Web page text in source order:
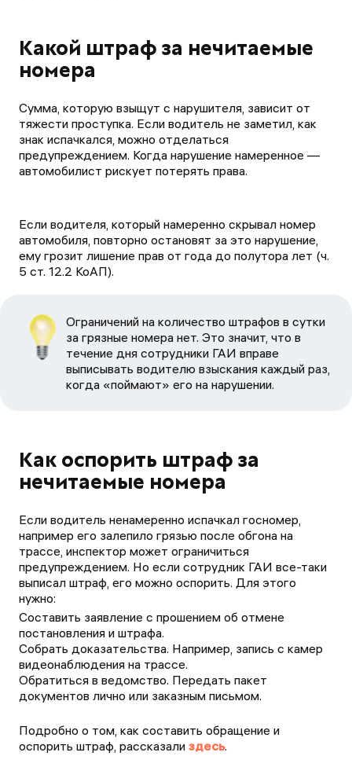
Какой штраф за нечитаемые
номера
Сумма, которую взыщут с нарушителя, зависит от
тяжести проступка. Если водитель не заметил, как
знак испачкался, можно отделаться
предупреждением. Когда нарушение намеренное —
автомобилист рискует потерять права.
Если водителя, который намеренно скрывал номер
автомобиля, повторно остановят за это нарушение,
ему грозит лишение прав от года до полутора лет (ч.
5 ст. 12.2 КоАП).
Ограничений на количество штрафов в сутки
за грязные номера нет. Это значит, что в
течение дня сотрудники ГАИ вправе
выписывать водителю взыскания каждый раз,
когда «поймают» его на нарушении.
Как оспорить штраф за
нечитаемые номера
Если водитель ненамеренно испачкал госномер,
например его залепило грязью после обгона на
трассе, инспектор может ограничиться
предупреждением. Но если сотрудник ГАИ все-таки
выписал штраф, его можно оспорить. Для этого
нужно:
Составить заявление с прошением об отмене
постановления и штрафа.
Собрать доказательства. Например, запись с камер
видеонаблюдения на трассе.
Обратиться в ведомство. Передать пакет
документов лично или заказным письмом.
Подробно о том, как составить обращение и
оспорить штраф, рассказали здесь.